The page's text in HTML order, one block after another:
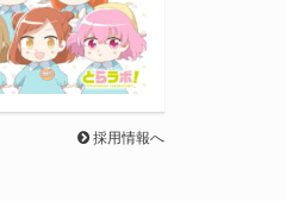
採用情報へ